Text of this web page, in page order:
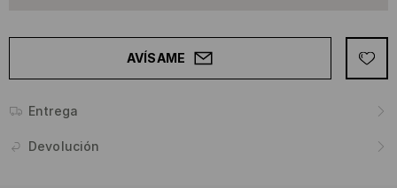
AVÍSAME
Entrega
Devolución